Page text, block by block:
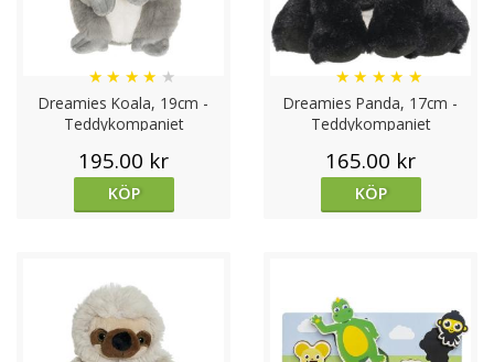
Dreamies Koala, 19cm -
Teddykompaniet
★ ★ ★ ★ ★
195.00 kr
KÖP
Dreamies Panda, 17cm -
Teddykompaniet
★ ★ ★ ★ ★
165.00 kr
KÖP